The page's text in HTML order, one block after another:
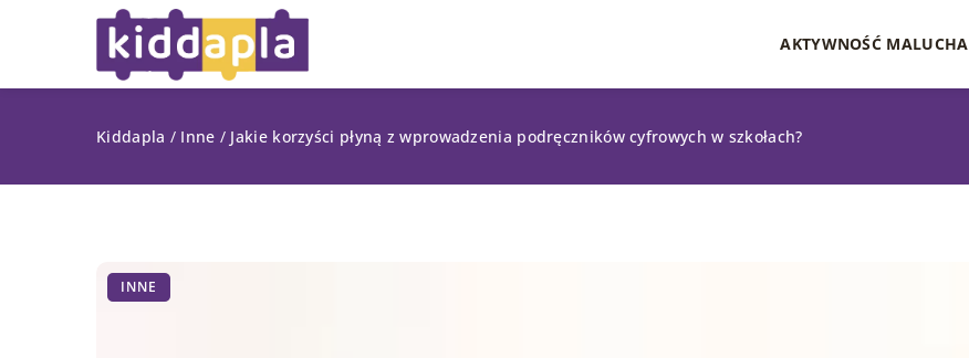
AKTYWNOŚĆ MALUCHA
Kiddapla / Inne / Jakie korzyści płyną z wprowadzenia podręczników cyfrowych w szkołach?
INNE